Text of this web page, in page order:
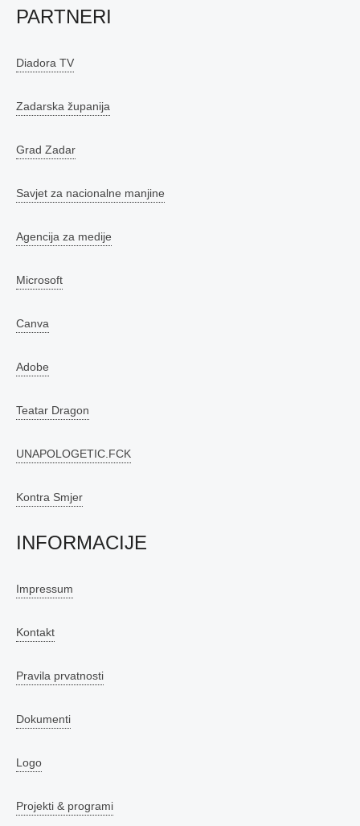
PARTNERI
Diadora TV
Zadarska županija
Grad Zadar
Savjet za nacionalne manjine
Agencija za medije
Microsoft
Canva
Adobe
Teatar Dragon
UNAPOLOGETIC.FCK
Kontra Smjer
INFORMACIJE
Impressum
Kontakt
Pravila prvatnosti
Dokumenti
Logo
Projekti & programi